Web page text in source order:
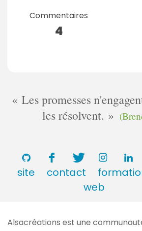
Commentaires
4
Les promesses
les résolvent.
site
contact
web
Alsacréations est une